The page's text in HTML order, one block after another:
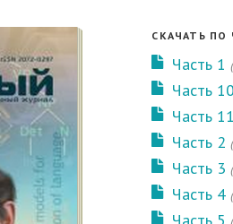
СКАЧАТЬ ПО
Часть 1
Часть 10
Часть 11
Часть 2
Часть 3
Часть 4